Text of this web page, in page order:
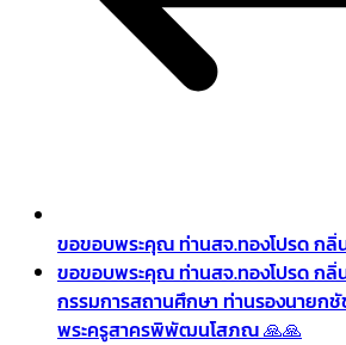
ขอขอบพระคุณ ท่านสจ.ทองโปรด กลิ่
ขอขอบพระคุณ ท่านสจ.ทองโปรด กลิ่
กรรมการสถานศึกษา ท่านรองนายก
พระครูสาครพิพัฒนโสภณ 🙏🙏